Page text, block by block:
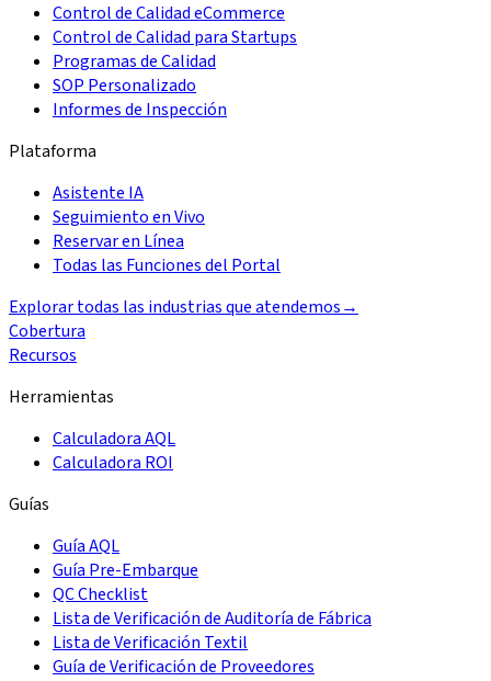
Control de Calidad eCommerce
Control de Calidad para Startups
Programas de Calidad
SOP Personalizado
Informes de Inspección
Plataforma
Asistente IA
Seguimiento en Vivo
Reservar en Línea
Todas las Funciones del Portal
Explorar todas las industrias que atendemos→
Cobertura
Recursos
Herramientas
Calculadora AQL
Calculadora ROI
Guías
Guía AQL
Guía Pre-Embarque
QC Checklist
Lista de Verificación de Auditoría de Fábrica
Lista de Verificación Textil
Guía de Verificación de Proveedores